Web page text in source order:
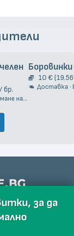
бр.
на място
Боровинки
10 €
Доставка ·
за да